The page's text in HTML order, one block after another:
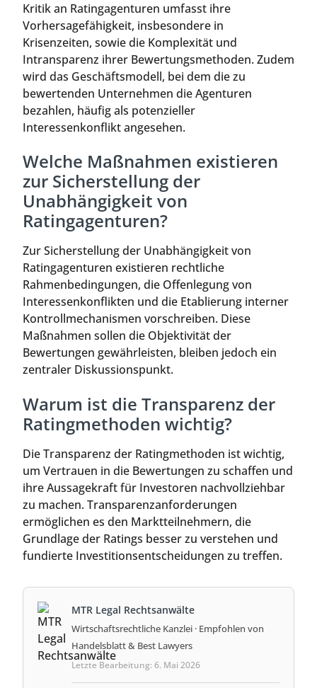
Kritik an Ratingagenturen umfasst ihre
Vorhersagefähigkeit, insbesondere in
Krisenzeiten, sowie die Komplexität und
Intransparenz ihrer Bewertungsmethoden. Zudem
wird das Geschäftsmodell, bei dem die zu
bewertenden Unternehmen die Agenturen
bezahlen, häufig als potenzieller
Interessenkonflikt angesehen.
Welche Maßnahmen existieren
zur Sicherstellung der
Unabhängigkeit von
Ratingagenturen?
Zur Sicherstellung der Unabhängigkeit von
Ratingagenturen existieren rechtliche
Rahmenbedingungen, die Offenlegung von
Interessenkonflikten und die Etablierung interner
Kontrollmechanismen vorschreiben. Diese
Maßnahmen sollen die Objektivität der
Bewertungen gewährleisten, bleiben jedoch ein
zentraler Diskussionspunkt.
Warum ist die Transparenz der
Ratingmethoden wichtig?
Die Transparenz der Ratingmethoden ist wichtig,
um Vertrauen in die Bewertungen zu schaffen und
ihre Aussagekraft für Investoren nachvollziehbar
zu machen. Transparenzanforderungen
ermöglichen es den Marktteilnehmern, die
Grundlage der Ratings besser zu verstehen und
fundierte Investitionsentscheidungen zu treffen.
MTR Legal Rechtsanwälte
Wirtschaftsrechtliche Kanzlei · Empfohlen von
Handelsblatt & Best Lawyers
Letzte Bearbeitung: 6. Mai 2026